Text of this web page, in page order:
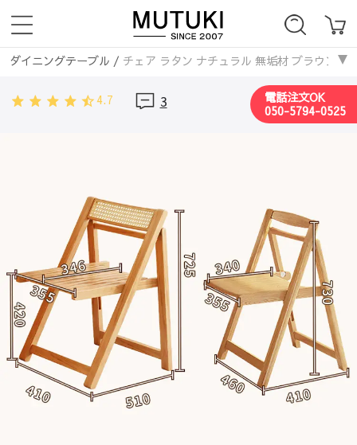
ダイニングテーブル / チェア ラタン ナチュラル 無垢材 ブラウン
4.7
3
電話注文OK
050-5794-0525